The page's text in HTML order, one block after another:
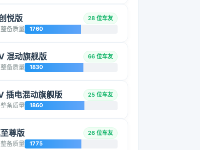
悦版 28 位车友
整备质量 1760
混动旗舰版 66 位车友
整备质量 1830
插电混动旗舰版 25 位车友
整备质量 1860
尊版 26 位车友
整备质量 1775